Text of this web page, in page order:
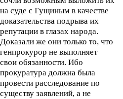
на суде с Гущиным в качестве
доказательства подрыва их
репутации в глазах народа.
Доказали же они только то, что
генпрокурор не выполняет
свои обязанности. Ибо
прокуратура должна была
провести расследование по
существу заявлений, а не